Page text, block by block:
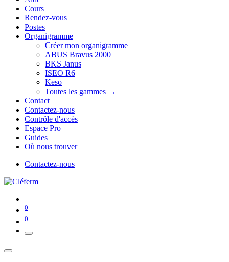
Cours
Rendez-vous
Postes
Organigramme
Créer mon organigramme
ABUS Bravus 2000
BKS Janus
ISEO R6
Keso
Toutes les gammes →
Contact
Contactez-nous
Contrôle d'accès
Espace Pro
Guides
Où nous trouver
Contactez-nous
0
0